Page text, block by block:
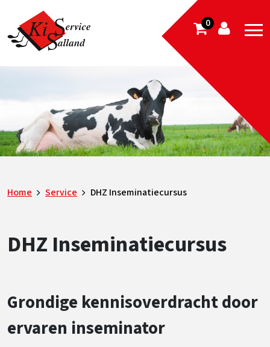
0
Home Service DHZ Inseminatiecursus
DHZ Inseminatiecursus
Grondige kennisoverdracht door
ervaren inseminator